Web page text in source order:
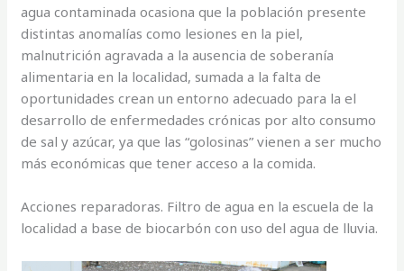
agua contaminada ocasiona que la población presente
distintas anomalías como lesiones en la piel,
malnutrición agravada a la ausencia de soberanía
alimentaria en la localidad, sumada a la falta de
oportunidades crean un entorno adecuado para la el
desarrollo de enfermedades crónicas por alto consumo
de sal y azúcar, ya que las “golosinas” vienen a ser mucho
más económicas que tener acceso a la comida.
Acciones reparadoras. Filtro de agua en la escuela de la
localidad a base de biocarbón con uso del agua de lluvia.